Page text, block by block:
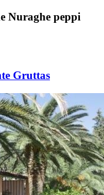
Nuraghe peppi
Gruttas